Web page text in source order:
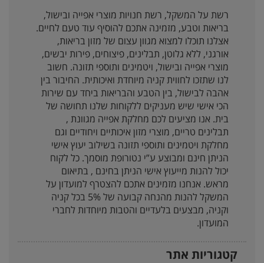
רשת על המשקל, רשת חנויות מוצרי אפייה ובישול,
בריאות וטבע, מזמינה אתכם להוסיף עוד טעם לחיים.
אצלנו תוכלו למצוא מגוון עצום של מזון בריאות,
אורגני, ללא גלוטן, תבלינים, פיצוחים, פירות יבשים,
מוצרי אפייה ובישול, ויטמינים ותוספי תזונה. חשוב
לנו שתזכו לחווית קניה מיוחדת ואיכותית. החיבור בין
אהבה לבישול, בין הטבע והבריאות ביחד עם שירות
הכי אישי שיש מעניקים ללקוחות שלנו תחושה של
בית. אנו מציעים לכם מחלקת אפייה מגוונת ,
תבלינים טריים, מוצרי מזון איכותיים ויחודיים וגם
מחלקת ויטמינים ותוספי תזונה בשילוב יעוץ אישי
הניתן חינם ומבוצע ע”י נטורופת מוסמך. כל לקוח
יכול להנות מייעוץ אישי הניתן בחינם , בתיאום
מראש. אנחנו מזמינים אתכם להצטרף למועדון על
המשקל להנות מהנחה קבועה של 5% בכל קניה
וקניה, מבצעים בלעדיים והטבות מיוחדות לחברי
המועדון.
קטגוריות אתר